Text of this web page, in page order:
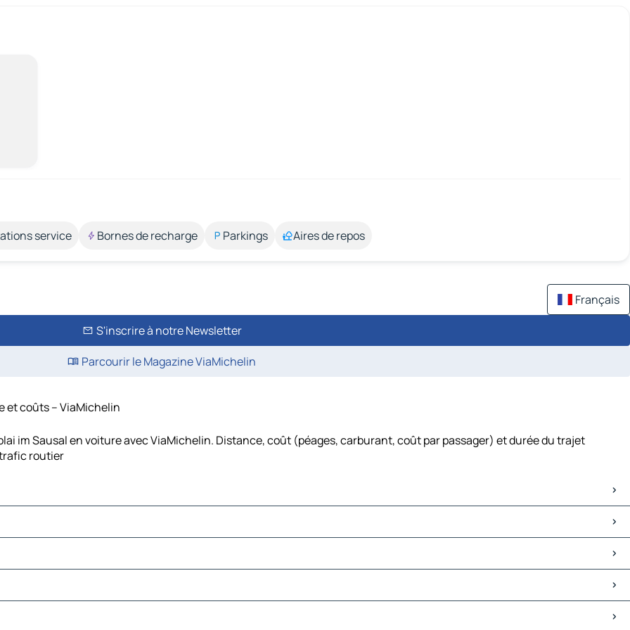
service Bornes de recharge Parkings Aires de repos
Français
S'inscrire à notre Newsletter
Parcourir le Magazine ViaMichelin
et coûts – ViaMichelin
im Sausal en voiture avec ViaMichelin. Distance, coût (péages, carburant, coût par passager) et durée du trajet
routier